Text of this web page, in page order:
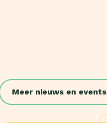
Meer nieuws en events